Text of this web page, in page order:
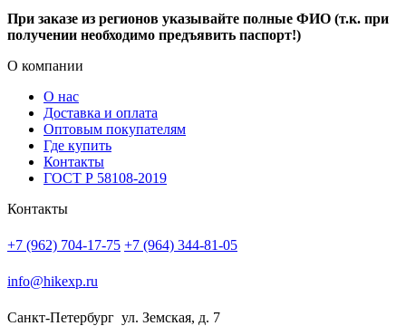
При заказе из регионов указывайте полные ФИО (т.к. при
получении необходимо предъявить паспорт!)
О компании
О нас
Доставка и оплата
Оптовым покупателям
Где купить
Контакты
ГОСТ Р 58108-2019
Контакты
+7 (962) 704-17-75 +7 (964) 344-81-05
info@hikexp.ru
Санкт-Петербург ул. Земская, д. 7